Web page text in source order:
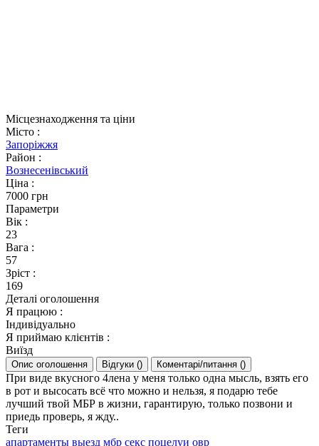
Місцезнаходження та ціни
Місто :
Запоріжжя
Район :
Вознесенівський
Ціна :
7000 грн
Параметри
Вік :
23
Вага :
57
Зріст :
169
Деталі оголошення
Я працюю :
Індивідуально
Я приймаю клієнтів :
Виїзд
Опис оголошення Відгуки () Коментарі/питання ()
При виде вкусного 4лена у меня только одна мысль, взять его
в рот и высосать всё что можно и нельзя, я подарю тебе
лучший твой МБР в жизни, гарантирую, только позвони и
приедь проверь, я жду..
Теги
апартаменты выезд мбр секс поцелуи овр